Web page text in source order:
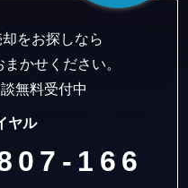
をお探しなら
かせください。
無料受付中
ヤル
166